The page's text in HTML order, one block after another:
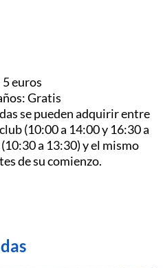
5 euros
Gratis
se pueden adquirir entre
(10:00 a 14:00 y 16:30 a
a 13:30) y el mismo
de su comienzo.